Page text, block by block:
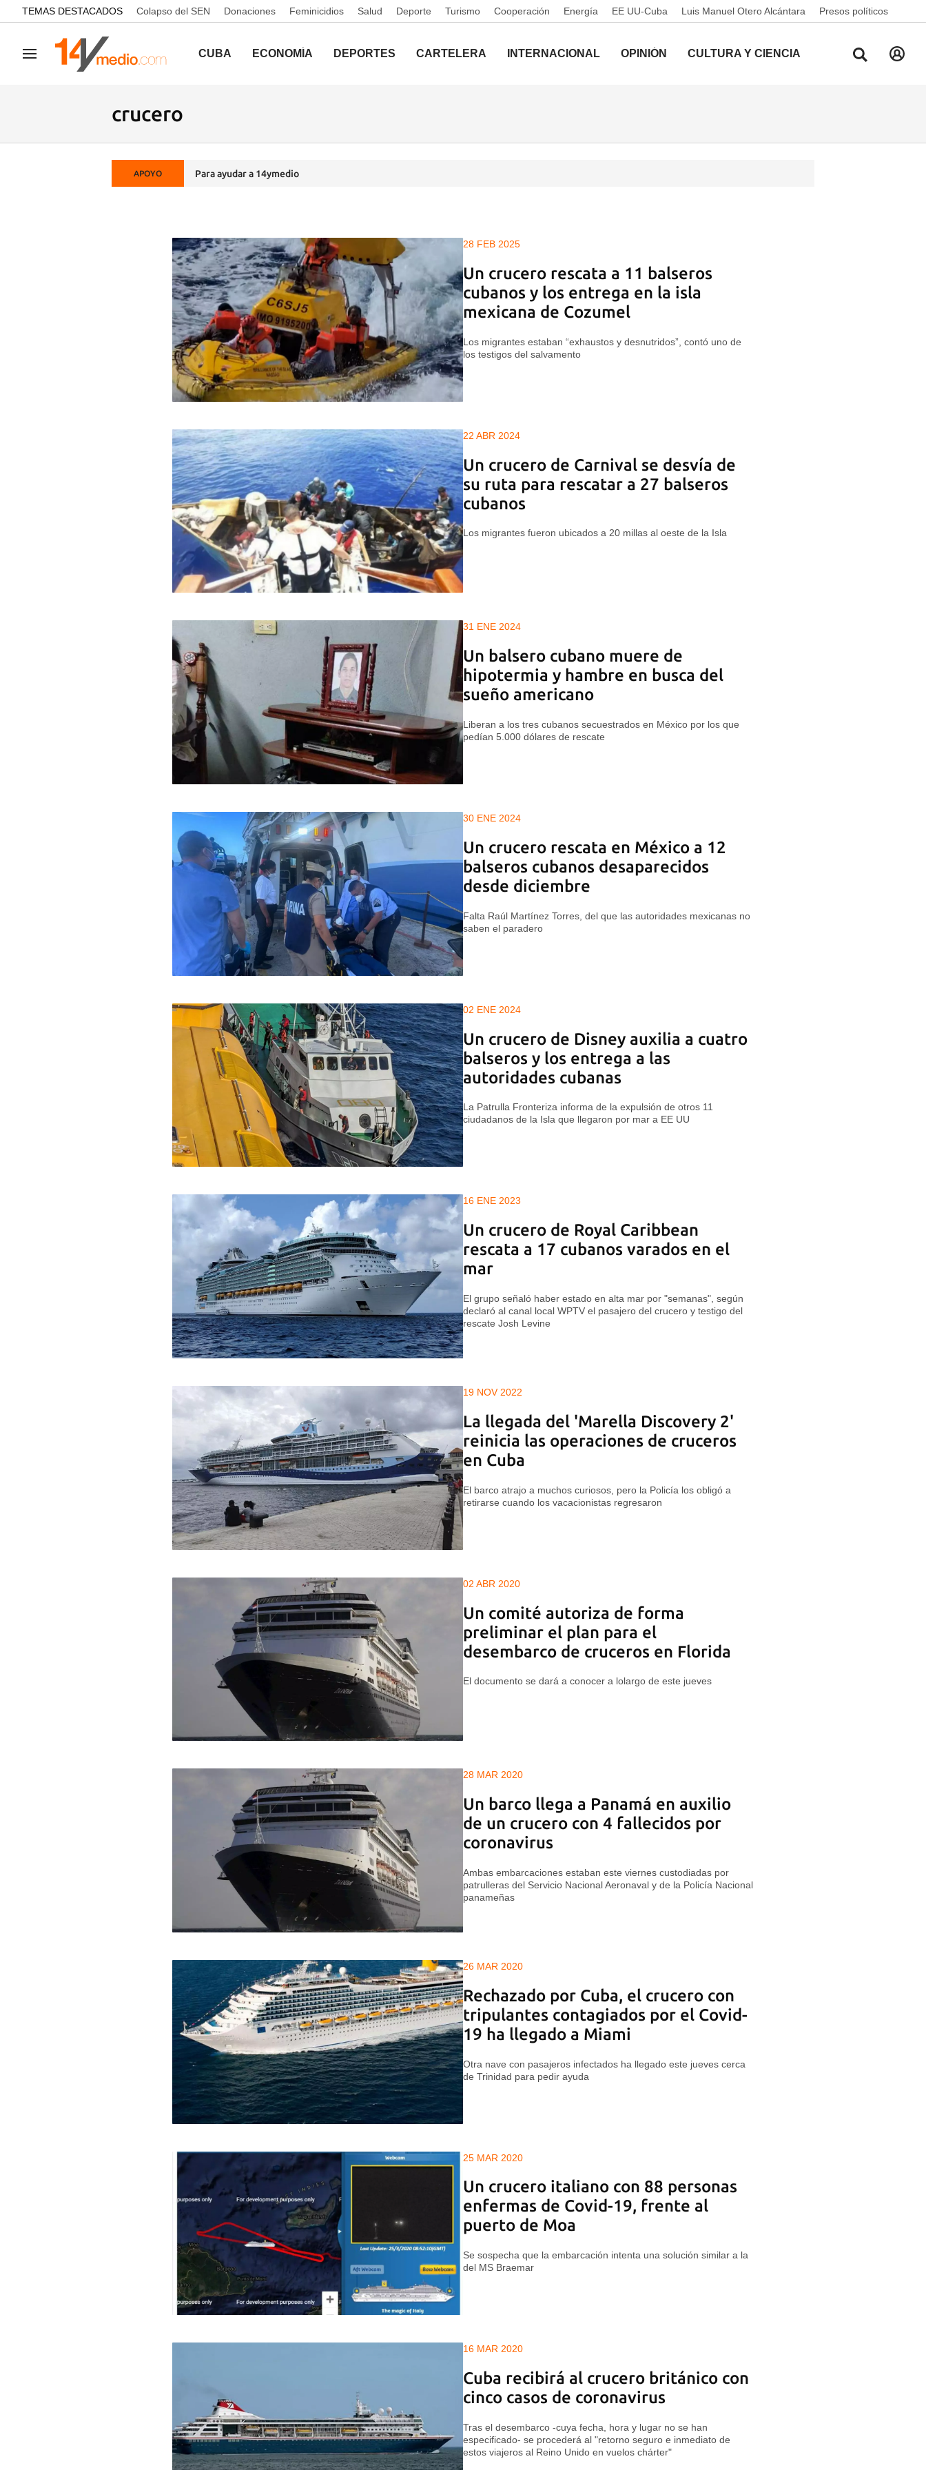
common.go-to-content
TEMAS DESTACADOS Colapso del SEN Donaciones Feminicidios Salud Deporte Turismo Cooperación Energía EE UU-Cuba Luis Manuel Otero Alcántara Presos políticos
Navegación CUBA ECONOMÍA DEPORTES CARTELERA INTERNACIONAL OPINIÓN CULTURA Y CIENCIA
crucero
APOYO Para ayudar a 14ymedio
28 FEB 2025
Un crucero rescata a 11 balseros
cubanos y los entrega en la isla
mexicana de Cozumel
Los migrantes estaban “exhaustos y desnutridos”, contó uno de
los testigos del salvamento
22 ABR 2024
Un crucero de Carnival se desvía de
su ruta para rescatar a 27 balseros
cubanos
Los migrantes fueron ubicados a 20 millas al oeste de la Isla
31 ENE 2024
Un balsero cubano muere de
hipotermia y hambre en busca del
sueño americano
Liberan a los tres cubanos secuestrados en México por los que
pedían 5.000 dólares de rescate
30 ENE 2024
Un crucero rescata en México a 12
balseros cubanos desaparecidos
desde diciembre
Falta Raúl Martínez Torres, del que las autoridades mexicanas no
saben el paradero
02 ENE 2024
Un crucero de Disney auxilia a cuatro
balseros y los entrega a las
autoridades cubanas
La Patrulla Fronteriza informa de la expulsión de otros 11
ciudadanos de la Isla que llegaron por mar a EE UU
16 ENE 2023
Un crucero de Royal Caribbean
rescata a 17 cubanos varados en el
mar
El grupo señaló haber estado en alta mar por "semanas", según
declaró al canal local WPTV el pasajero del crucero y testigo del
rescate Josh Levine
19 NOV 2022
La llegada del 'Marella Discovery 2'
reinicia las operaciones de cruceros
en Cuba
El barco atrajo a muchos curiosos, pero la Policía los obligó a
retirarse cuando los vacacionistas regresaron
02 ABR 2020
Un comité autoriza de forma
preliminar el plan para el
desembarco de cruceros en Florida
El documento se dará a conocer a lolargo de este jueves
28 MAR 2020
Un barco llega a Panamá en auxilio
de un crucero con 4 fallecidos por
coronavirus
Ambas embarcaciones estaban este viernes custodiadas por
patrulleras del Servicio Nacional Aeronaval y de la Policía Nacional
panameñas
26 MAR 2020
Rechazado por Cuba, el crucero con
tripulantes contagiados por el Covid-
19 ha llegado a Miami
Otra nave con pasajeros infectados ha llegado este jueves cerca
de Trinidad para pedir ayuda
25 MAR 2020
Un crucero italiano con 88 personas
enfermas de Covid-19, frente al
puerto de Moa
Se sospecha que la embarcación intenta una solución similar a la
del MS Braemar
16 MAR 2020
Cuba recibirá al crucero británico con
cinco casos de coronavirus
Tras el desembarco -cuya fecha, hora y lugar no se han
especificado- se procederá al "retorno seguro e inmediato de
estos viajeros al Reino Unido en vuelos chárter"